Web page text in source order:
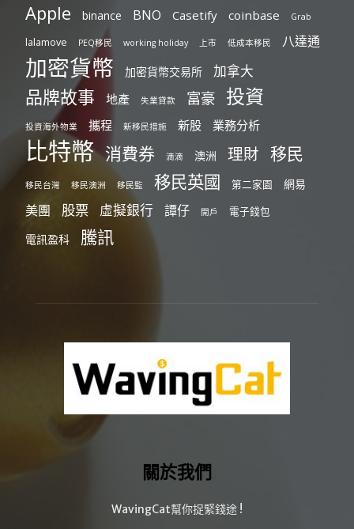
Apple binance BNO Casetify coinbase Grab
lalamove PEQ移民 working holiday 上市 低成本移民 八達通
加密貨幣 加密貨幣交易所 加拿大
品牌故事 地產 失業貸款 富豪 投資
投資海外物業 攜程 新移民措施 新股 業務分析
比特幣 消費券 滴滴 澳洲 理財 移民
移民台灣 移民澳洲 移民監 移民英國 第二家園 網易
美團 股票 虛擬銀行 譚仔 開戶 電子錢包
電訊盈科 騰訊
關於我們
WavingCat幫你捉緊錢途 !